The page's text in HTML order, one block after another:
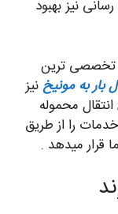
نیز بهبود
و تخصصی ترین
بار به مونیخنیز
محموله
را از طریق